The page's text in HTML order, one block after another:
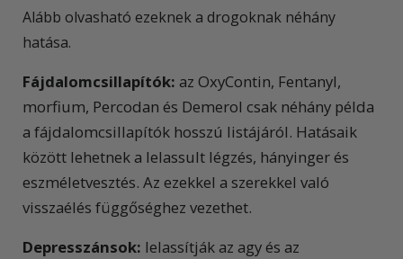
Alább olvasható ezeknek a drogoknak néhány
hatása.
Fájdalomcsillapítók: az OxyContin, Fentanyl,
morfium, Percodan és Demerol csak néhány példa
a fájdalomcsillapítók hosszú listájáról. Hatásaik
között lehetnek a lelassult légzés, hányinger és
eszméletvesztés. Az ezekkel a szerekkel való
visszaélés függőséghez vezethet.
Depresszánsok: lelassítják az agy és az